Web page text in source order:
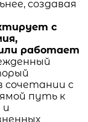
создавая
с
работает
сочетании с
путь к
и